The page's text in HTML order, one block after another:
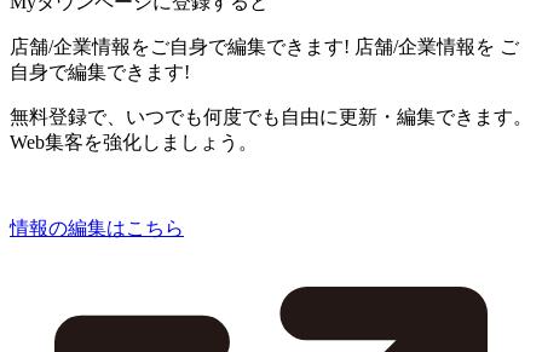
店舗/企業情報をご自身で編集できます! 店舗/企業情報を ご
自身で編集できます!
無料登録で、いつでも何度でも自由に更新・編集できます。
Web集客を強化しましょう。
情報の編集はこちら